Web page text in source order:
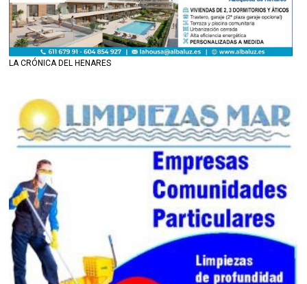
LA CRÓNICA DEL HENARES